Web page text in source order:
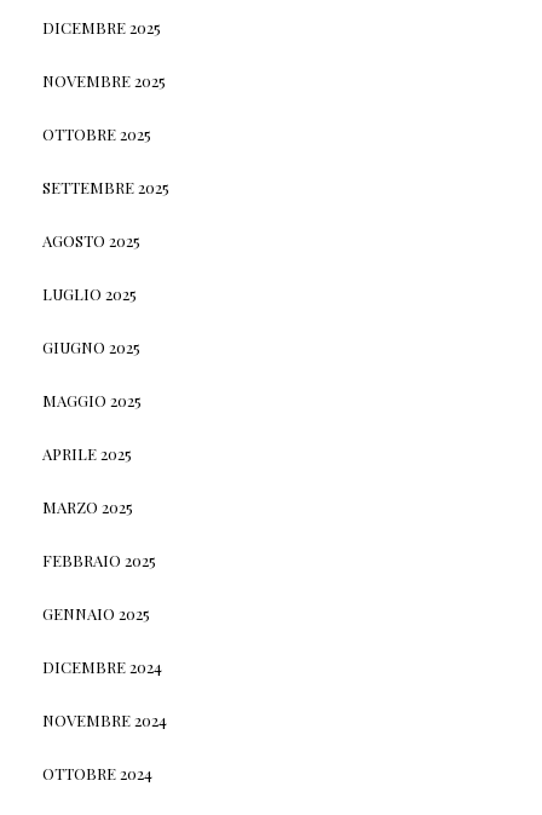
DICEMBRE 2025
NOVEMBRE 2025
OTTOBRE 2025
SETTEMBRE 2025
AGOSTO 2025
LUGLIO 2025
GIUGNO 2025
MAGGIO 2025
APRILE 2025
MARZO 2025
FEBBRAIO 2025
GENNAIO 2025
DICEMBRE 2024
NOVEMBRE 2024
OTTOBRE 2024